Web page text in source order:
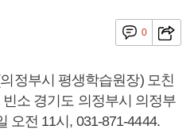
0
정부시 평생학습원장) 모친
소 경기도 의정부시 의정부
오전 11시, 031-871-4444.